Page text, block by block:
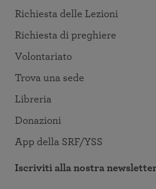
Richiesta delle Lezioni
Richiesta di preghiere
Volontariato
Trova una sede
Libreria
Donazioni
App della SRF/YSS
Iscriviti alla nostra